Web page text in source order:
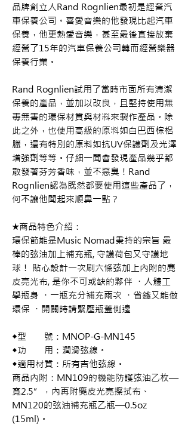
品牌創立人Rand Rognlien最初是經營汽
車保養公司。喜愛音樂的他發現比起汽車
保養，他更熱愛音樂，甚至最後直接放棄
經營了15年的汽車保養公司轉而經營樂器
保養行業。
Rand Rognlien試用了當時市面所有清潔
保養的產品，並加以改良，且堅持使用無
毒無害的環保材質與材料來製作產品。除
此之外，也使用高級的原料如白巴西棕梠
臘，還有特別的原料如抗UV保護劑及光澤
增強劑等等。仔細一聞會發現產品幾乎都
散發著芬芳香味，並不惡臭！Rand
Rognlien認為既然都要使用這些產品了，
何不讓他聞起來順鼻一點？
★商品特色介紹：
環保節能是Music Nomad秉持的宗旨 最
棒的弦油加上補充瓶, 守護荷包又守護地
球！ 貼心設計一次刷六條弦加上內附的麂
皮亮光布, 是你不可或缺的夥伴 ・人體工
學瓶身 ・一瓶充分補充兩次 ・省錢又能做
環保 ・開關時請緊壓瓶蓋側邊
◆型 號：MNOP-G-MN145
◆功 用：潤滑弦線。
◆適用材質：所有吉他弦線。
商品內附：MN109的機能防護弦油乙枚—
寬2.5”，內再附麂皮光亮擦拭布、
MN120的弦油補充瓶乙瓶—0.5oz
(15ml)。